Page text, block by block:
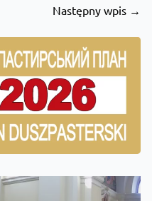
Następny wpis →